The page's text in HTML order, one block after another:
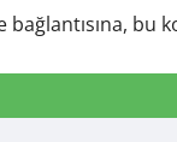
bu